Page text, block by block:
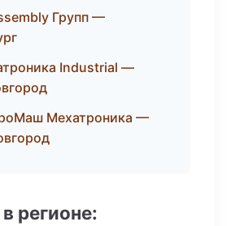
Групп —
Industrial —
Мехатроника —
регионе: